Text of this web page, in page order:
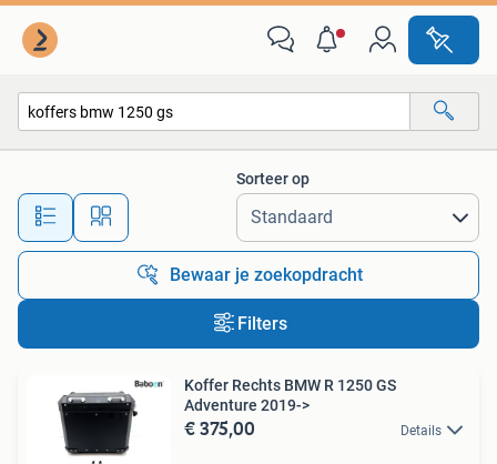
Alle afstanden…
Sorteer op
Bewaar je zoekopdracht
Filters
Koffer Rechts BMW R 1250 GS
Adventure 2019->
€ 375,00 Details